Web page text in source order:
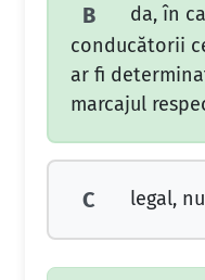
B
da, în
conducătorii
ar fi
marcajul
C legal,